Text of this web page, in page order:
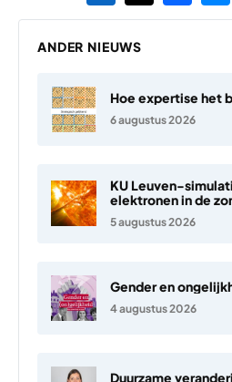
ANDER NIEUWS
Hoe expertise het
6 augustus 2026
KU Leuven-
elektronen in de
5 augustus 2026
Gender en
4 augustus 2026
Duurzame